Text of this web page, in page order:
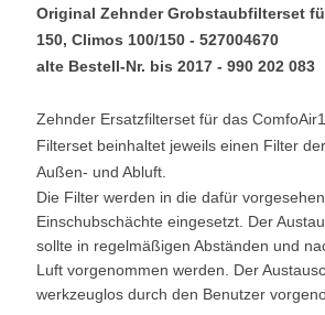
Original Zehnder Grobstaubfilterset
150, Climos 100/150 - 527004670
alte Bestell-Nr. bis 2017 - 990 202 083
Zehnder Ersatzfilterset für das
Filterset beinhaltet jeweils einen Filter
Außen- und Abluft.
Die Filter werden in die dafür
Einschubschächte eingesetzt. Der
sollte in regelmäßigen Abständen und
Luft vorgenommen werden. Der
werkzeuglos durch den Benutzer